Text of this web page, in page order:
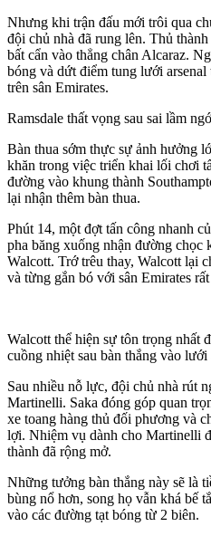
Nhưng khi trận đấu mới trôi qua
đội chủ nhà đã rung lên. Thủ
bất cẩn vào thẳng chân Alcaraz.
bóng và dứt điểm tung lưới
trên sân Emirates.
Ramsdale thất vọng sau sai lầm
Bàn thua sớm thực sự ảnh hưởng
khăn trong việc triển khai lối chơi
đường vào khung thành
lại nhận thêm bàn thua.
Phút 14, một đợt tấn công nhanh
pha băng xuống nhận đường chọc
Walcott. Trớ trêu thay, Walcott lại
và từng gắn bó với sân Emirates
Walcott thể hiện sự tôn trọng nhất
cuồng nhiệt sau bàn thắng vào lưới
Sau nhiều nỗ lực, đội chủ nhà rút
Martinelli. Saka đóng góp quan
xe toang hàng thủ đối phương và
lợi. Nhiệm vụ dành cho Martinelli
thành đã rộng mở.
Những tưởng bàn thắng này sẽ là
bùng nổ hơn, song họ vẫn khá bế
vào các đường tạt bóng từ 2 biên.